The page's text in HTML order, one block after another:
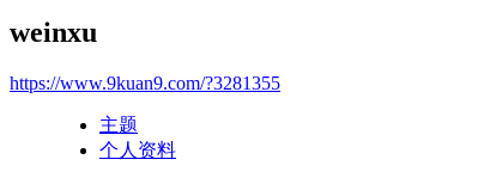
weinxu
https://www.9kuan9.com/?3281355
主题
个人资料